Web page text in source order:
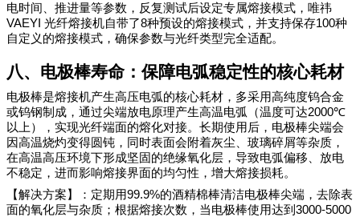
电时间、推进量等参数，反复测试后设定专属熔接模式，唯祎
VAEYI 光纤熔接机自带了8种预设的熔接模式，并支持保存100种
自定义的熔接模式，确保参数与光纤类型完全适配。
八、电极棒寿命：保障电弧稳定性的核心耗材
电极棒是熔接机产生高压电弧的核心耗材，多采用高纯度钨合金
或钨钢制成，通过尖端放电原理产生高温电弧（温度可达2000℃
以上），实现光纤端面的熔化对接。长期使用后，电极棒尖端会
因高温烧灼变得圆钝，同时表面会附着灰尘、玻璃碎屑等杂质，
在高温高压环境下形成坚固的绝缘氧化层，导致电弧偏移、放电
不稳定，进而影响熔接界面的均匀性，增大熔接损耗。
【解决方案】：定期用99.9%的酒精棉棒清洁电极棒尖端，去除表
面的氧化层与杂质；根据熔接次数，当电极棒使用达到 3000-5000